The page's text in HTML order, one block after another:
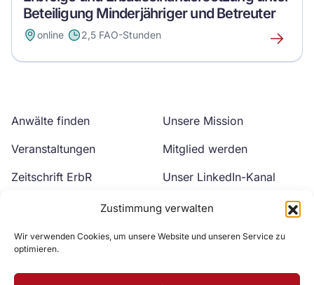
Zustimmung verwalten
Wir verwenden Cookies, um unsere Website und unseren Service zu
optimieren.
Beteiligung Minderjähriger und Betreuter
online 2,5 FAO-Stunden
Erfahre
mehr
Anwälte finden
Veranstaltungen
Zeitschrift ErbR
Unsere Mission
Mitglied werden
Unser LinkedIn-Kanal
Unser YouTube-Kanal